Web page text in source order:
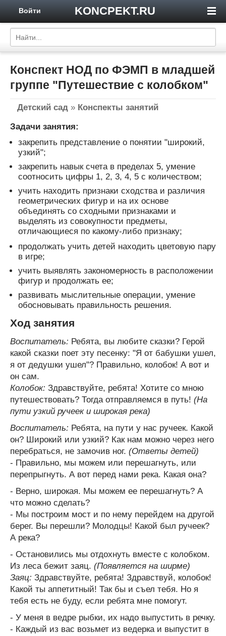
KONCPEKT.RU
Войти
Конспект НОД по ФЭМП в младшей
группе "Путешествие с колобком"
Детский сад » Конспекты занятий
Задачи занятия:
закрепить представление о понятии "широкий,
узкий";
закрепить навык счета в пределах 5, умение
соотносить цифры 1, 2, 3, 4, 5 с количеством;
учить находить признаки сходства и различия
геометрических фигур и на их основе
объединять со сходными признаками и
выделять из совокупности предметы,
отличающиеся по какому-либо признаку;
продолжать учить детей находить цветовую пару
в игре;
учить выявлять закономерность в расположении
фигур и продолжать ее;
развивать мыслительные операции, умение
обосновывать правильность решения.
Ход занятия
Воспитатель: Ребята, вы любите сказки? Герой
какой сказки поет эту песенку: "Я от бабушки ушел,
я от дедушки ушел"? Правильно, колобок! А вот и
он сам.
Колобок: Здравствуйте, ребята! Хотите со мною
путешествовать? Тогда отправляемся в путь! (На
пути узкий ручеек и широкая река)
Воспитатель: Ребята, на пути у нас ручеек. Какой
он? Широкий или узкий? Как нам можно через него
перебраться, не замочив ног. (Ответы детей)
- Правильно, мы можем или перешагнуть, или
перепрыгнуть. А вот перед нами река. Какая она?
- Верно, широкая. Мы можем ее перешагнуть? А
что можно сделать?
- Мы построим мост и по нему перейдем на другой
берег. Вы перешли? Молодцы! Какой был ручеек?
А река?
- Остановились мы отдохнуть вместе с колобком.
Из леса бежит заяц. (Появляется на ширме)
Заяц: Здравствуйте, ребята! Здравствуй, колобок!
Какой ты аппетитный! Так бы и съел тебя. Но я
тебя есть не буду, если ребята мне помогут.
- У меня в ведре рыбки, их надо выпустить в речку.
- Каждый из вас возьмет из ведерка и выпустит в